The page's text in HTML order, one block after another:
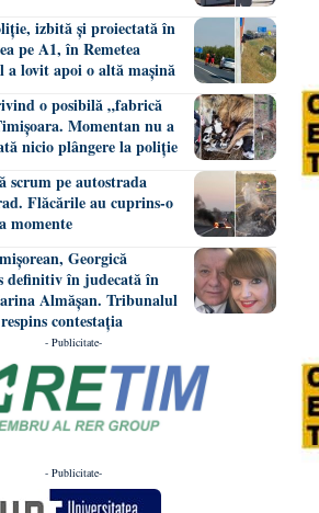
izbită și proiectată în
pe A1, în Remetea
a lovit apoi o altă mașină
o posibilă „fabrică
Momentan nu a
nicio plângere la poliție
scrum pe autostrada
Flăcările au cuprins-o
momente
Georgică
definitiv în judecată în
Almășan. Tribunalul
contestația
- Publicitate-
- Publicitate-